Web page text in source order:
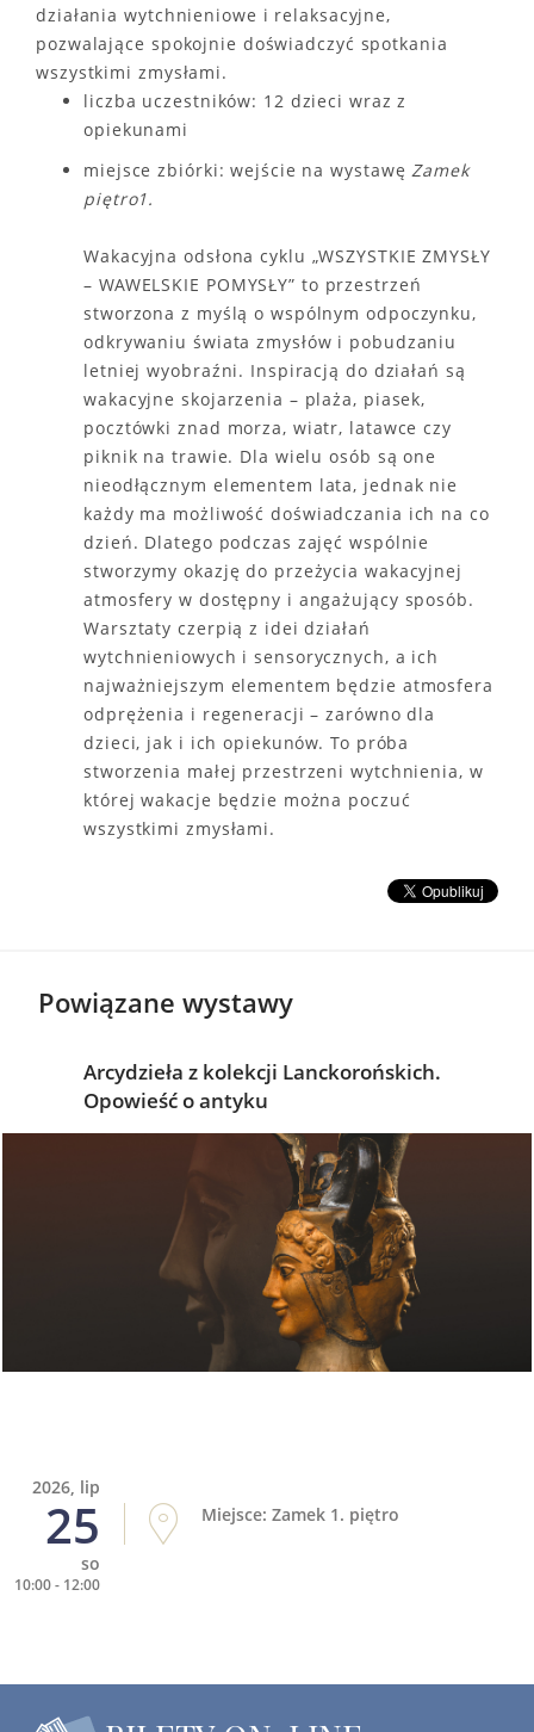
działania wytchnieniowe i relaksacyjne,
pozwalające spokojnie doświadczyć spotkania
wszystkimi zmysłami.
liczba uczestników: 12 dzieci wraz z
opiekunami
miejsce zbiórki: wejście na wystawęZamek
piętro1.
Wakacyjna odsłona cyklu „WSZYSTKIE ZMYSŁY
– WAWELSKIE POMYSŁY” to przestrzeń
stworzona z myślą o wspólnym odpoczynku,
odkrywaniu świata zmysłów i pobudzaniu
letniej wyobraźni. Inspiracją do działań są
wakacyjne skojarzenia – plaża, piasek,
pocztówki znad morza, wiatr, latawce czy
piknik na trawie. Dla wielu osób są one
nieodłącznym elementem lata, jednak nie
każdy ma możliwość doświadczania ich na co
dzień. Dlatego podczas zajęć wspólnie
stworzymy okazję do przeżycia wakacyjnej
atmosfery w dostępny i angażujący sposób.
Warsztaty czerpią z idei działań
wytchnieniowych i sensorycznych, a ich
najważniejszym elementem będzie atmosfera
odprężenia i regeneracji – zarówno dla
dzieci, jak i ich opiekunów. To próba
stworzenia małej przestrzeni wytchnienia, w
której wakacje będzie można poczuć
wszystkimi zmysłami.
Powiązane wystawy
Arcydzieła z kolekcji Lanckorońskich.
Opowieść o antyku
2026, lip
25
so
10:00 - 12:00
Miejsce: Zamek 1. piętro